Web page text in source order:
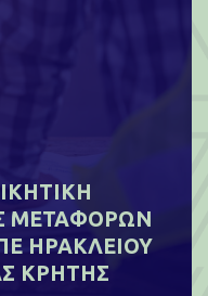
ΜΕΤΑΦΟΡΩΝ
ΗΡΑΚΛΕΙΟΥ
ΚΡΗΤΗΣ